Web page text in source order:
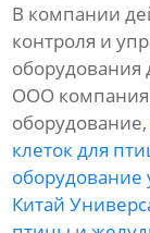
В компании
контроля и
оборудования
ООО
оборудование,
клеток для
оборудование
Китай